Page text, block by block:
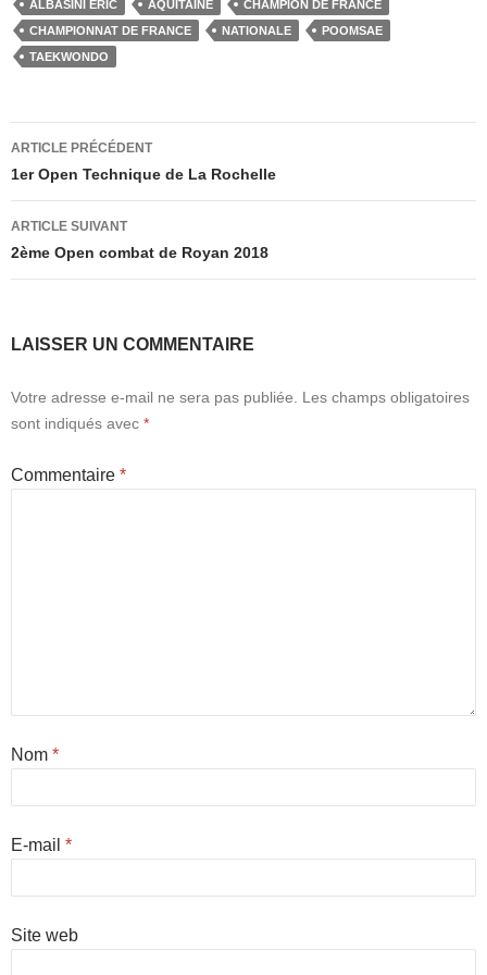
e
b
o
k
o
d
n
g
ALBASINI ÉRIC AQUITAINE
CHAMPION DE FRANCE
CHAMPIONNAT DE FRANCE
NATIONALE
POOMSAE
TAEKWONDO
Navigation
des
articles
ARTICLE PRÉCÉDENT
1er Open Technique de La Rochelle
ARTICLE SUIVANT
2ème Open combat de Royan 2018
LAISSER UN COMMENTAIRE
Votre adresse e-mail ne sera pas publiée.
Les champs obligatoires
sont indiqués avec *
Commentaire *
Nom *
E-mail *
Site web